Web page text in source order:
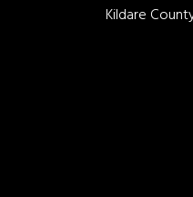
Kildare